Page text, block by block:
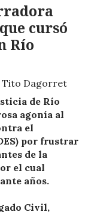
cursó
Río
Tito Dagorret
de Río
agonía al
el
por frustrar
de la
el cual
años.
Civil,